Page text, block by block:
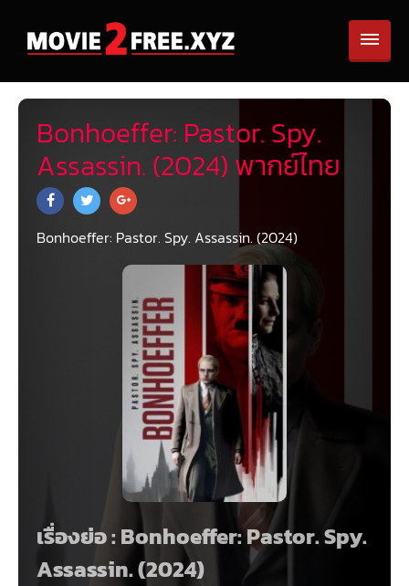
Bonhoeffer: Pastor. Spy.
Assassin. (2024) พากย์ไทย
Bonhoeffer: Pastor. Spy. Assassin. (2024)
เรื่องย่อ : Bonhoeffer: Pastor. Spy.
Assassin. (2024)